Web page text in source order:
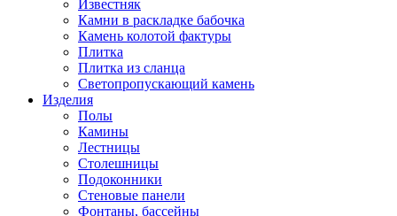
Известняк
Камни в раскладке бабочка
Камень колотой фактуры
Плитка
Плитка из сланца
Светопропускающий камень
Изделия
Полы
Камины
Лестницы
Столешницы
Подоконники
Стеновые панели
Фонтаны, бассейны